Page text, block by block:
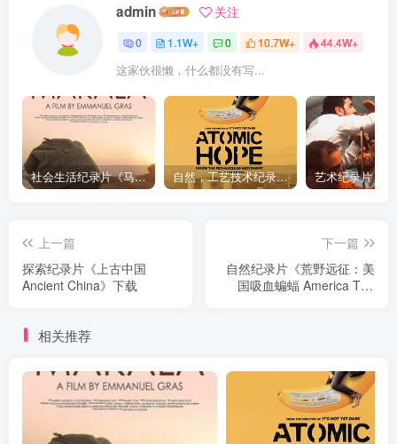
admin 关注
0 1.1W+ 0 10.7W+ 44.4W+
这家伙很懒，什么都没有写...
社会生活纪录片《马加拉 Makala》下载 自然，工艺技术纪录片《原子能的希望 Atomic Hope – Inside the Pro-Nuclear Movement》下载
上一篇
探索纪录片《上古中国
Ancient China》下载
下一篇
自然纪录片《荒野远征：美
国吸血蝙蝠 America The
相关推荐